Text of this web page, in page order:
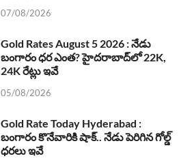
07/08/2026
Gold Rates August 5 2026 : నేడు
బంగారం ధర ఎంత? హైదరాబాద్‌లో 22K,
24K రేట్లు ఇవే
05/08/2026
Gold Rate Today Hyderabad :
బంగారం కొనేవారికి షాక్.. నేడు పెరిగిన గోల్డ్
ధరలు ఇవే